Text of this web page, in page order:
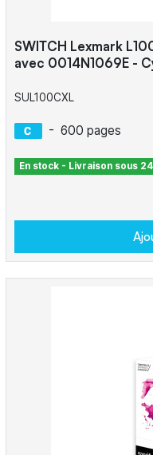
SWITCH Lexmark
avec 0014N1069E -
SUL100CXL
- 600 pages
En stock - Livraison sous